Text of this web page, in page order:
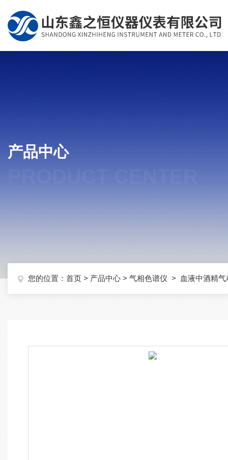
产品中心
您的位置： 首页 > 产品中心 > 气相色谱仪 > 血液中酒精